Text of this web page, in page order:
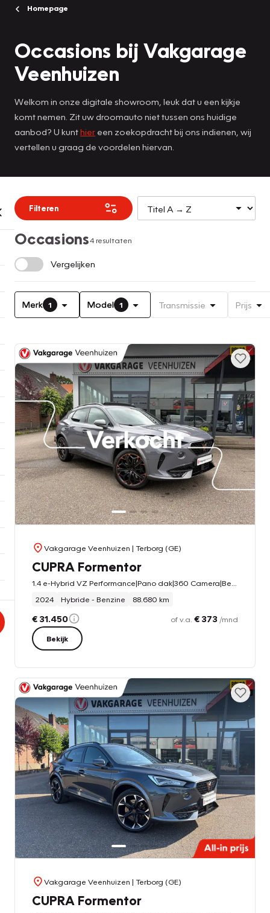
Homepage
Occasions bij Vakgarage
Veenhuizen
Welkom in onze digitale showroom, leuk dat u een kijkje
komt nemen. Zit uw droomauto niet tussen ons huidige
aanbod? U kunthier een zoekopdracht bij ons indienen, wij
vertellen u graag de voordelen hiervan.
Filteren
Occasions4 resultaten
Vergelijken
Merk 1 Model 1 Transmissie Prijs
Vakgarage Veenhuizen | Terborg (GE)
CUPRA Formentor
2024
Hybride - Benzine 88.680 km
€ 31.450 of v.a. € 373 /mnd
Bekijk
Vakgarage Veenhuizen | Terborg (GE)
CUPRA Formentor